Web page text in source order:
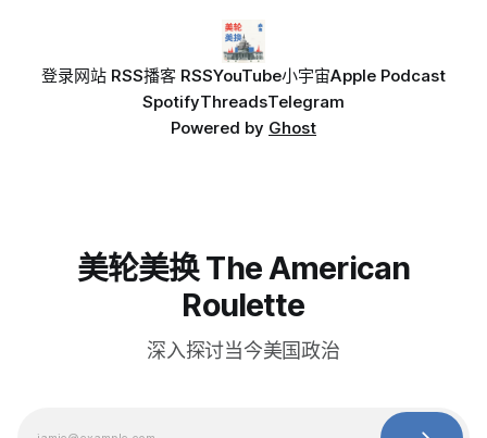
登录网站 RSS播客 RSSYouTube小宇宙Apple Podcast
SpotifyThreadsTelegram
Powered by Ghost
美轮美换 The American
Roulette
深入探讨当今美国政治